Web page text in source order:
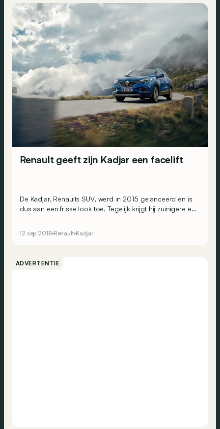
Renault geeft zijn Kadjar een facelift
De Kadjar, Renaults SUV, werd in 2015 gelanceerd en is
dus aan een frisse look toe. Tegelijk krijgt hij zuinigere en
12 sep 2018 Renault Kadjar
ADVERTENTIE